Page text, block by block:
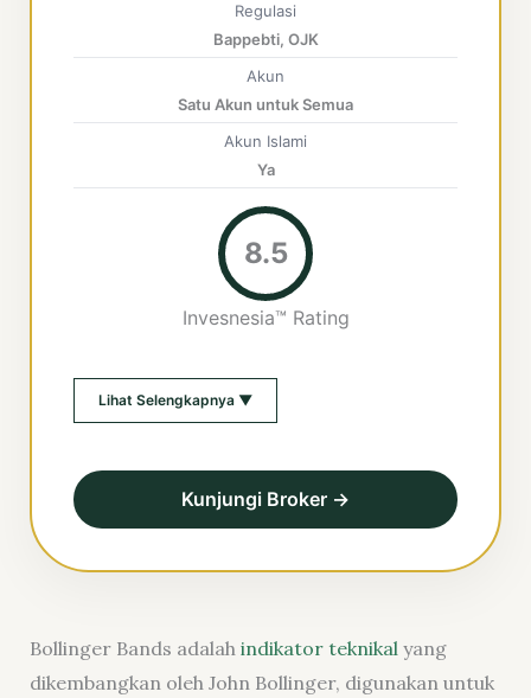
Regulasi
Bappebti, OJK
Akun
Satu Akun untuk Semua
Akun Islami
Ya
8.5
Invesnesia™ Rating
Lihat Selengkapnya ▼
Kunjungi Broker →
Bollinger Bands adalah indikator teknikalyang
dikembangkan oleh John Bollinger, digunakan untuk